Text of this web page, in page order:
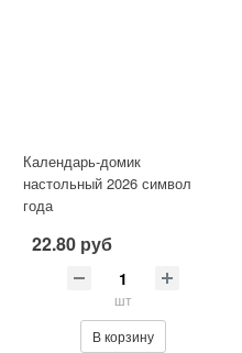
Календарь-домик
настольный 2026 символ
года
22.80 руб
шт
В корзину